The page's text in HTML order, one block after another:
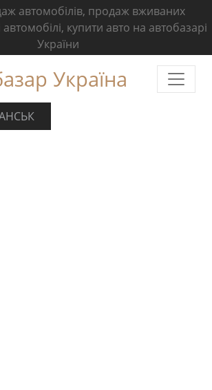
автомобілів, продаж вживаних
автомобілі, купити авто на автобазарі
України
Україна